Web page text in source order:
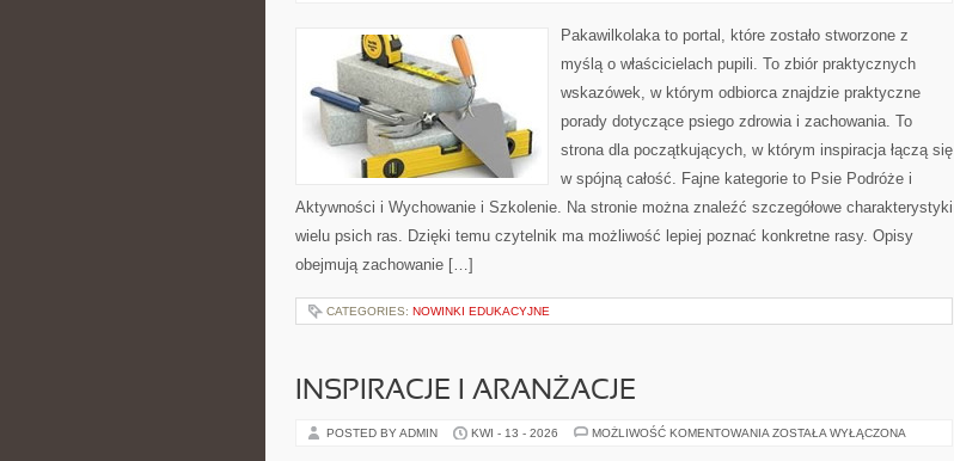
Pakawilkolaka to portal, które zostało stworzone z
myślą o właścicielach pupili. To zbiór praktycznych
wskazówek, w którym odbiorca znajdzie praktyczne
porady dotyczące psiego zdrowia i zachowania. To
strona dla początkujących, w którym inspiracja łączą się
w spójną całość. Fajne kategorie to Psie Podróże i
Aktywności i Wychowanie i Szkolenie. Na stronie można znaleźć szczegółowe charakterystyki
wielu psich ras. Dzięki temu czytelnik ma możliwość lepiej poznać konkretne rasy. Opisy
obejmują zachowanie […]
CATEGORIES: NOWINKI EDUKACYJNE
INSPIRACJE I ARANŻACJE
POSTED BY ADMIN KWI - 13 - 2026 MOŻLIWOŚĆ KOMENTOWANIA INSPIRACJE
ZOSTAŁA WYŁĄCZONA